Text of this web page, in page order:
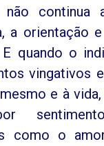
não continua
a orientação
quando o
vingativos
e à
como o